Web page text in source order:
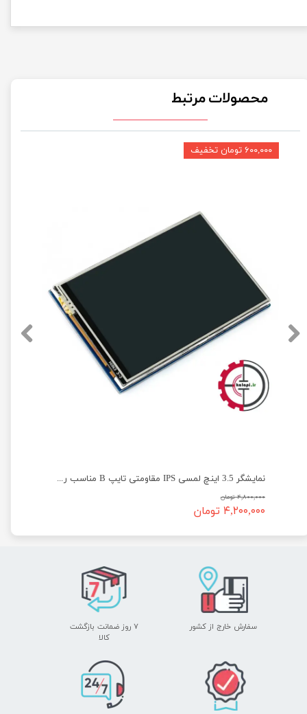
محصولات مرتبط
نمایشگر 3.5 اینچ لمسی IPS مقاومتی تایپ B مناسب رزبری پای Waveshare
۴,۸۰۰,۰۰۰ تومان
۴,۲۰۰,۰۰۰ تومان
۶۰۰,۰۰۰ تومان تخفیف
سفارش خارج از کشور
۷ روز ضمانت بازگشت
​​​​​​​کالا